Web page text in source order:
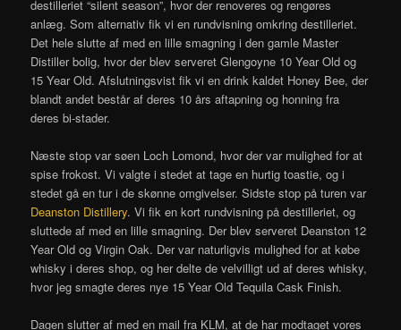
destilleriet “silent season”, hvor der renoveres og rengøres
anlæg. Som alternativ fik vi en rundvisning omkring destilleriet.
Det hele slutte af med en lille smagning i den gamle Master
Distiller bolig, hvor der blev serveret Glengoyne 10 Year Old og
15 Year Old. Afslutningsvist fik vi en drink kaldet Honey Bee, der
blandt andet består af deres 10 års aftapning og honning fra
deres bi-stader.
Næste stop var søen Loch Lomond, hvor der var mulighed for at
spise frokost. Vi valgte i stedet at tage en hurtig toastie, og i
stedet gå en tur i de skønne omgivelser. Sidste stop på turen var
Deanston Distillery. Vi fik en kort rundvisning på destilleriet, og
sluttede af med en lille smagning. Der blev serveret Deanston 12
Year Old og Virgin Oak. Der var naturligvis mulighed for at købe
whisky i deres shop, og her delte de velvilligt ud af deres whisky,
hvor jeg smagte deres nye 15 Year Old Tequila Cask Finish.
Dagen slutter af med en mail fra KLM, at de har modtaget vores